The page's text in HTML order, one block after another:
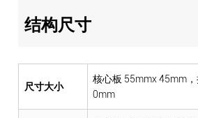
结构尺寸
尺寸大小
核心板 55mmx 45mm
0mm